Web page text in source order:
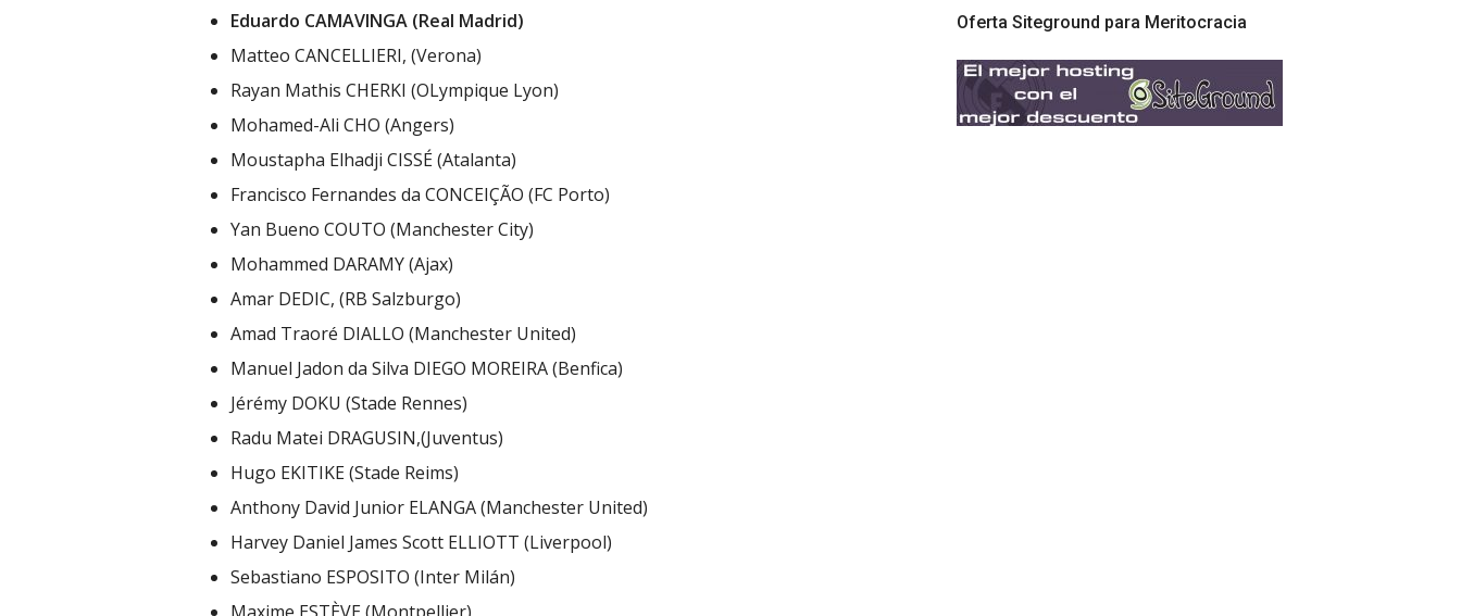
Eduardo CAMAVINGA (Real Madrid)
Matteo CANCELLIERI, (Verona)
Rayan Mathis CHERKI (OLympique Lyon)
Mohamed-Ali CHO (Angers)
Moustapha Elhadji CISSÉ (Atalanta)
Francisco Fernandes da CONCEIÇÃO (FC Porto)
Yan Bueno COUTO (Manchester City)
Mohammed DARAMY (Ajax)
Amar DEDIC, (RB Salzburgo)
Amad Traoré DIALLO (Manchester United)
Manuel Jadon da Silva DIEGO MOREIRA (Benfica)
Jérémy DOKU (Stade Rennes)
Radu Matei DRAGUSIN,(Juventus)
Hugo EKITIKE (Stade Reims)
Anthony David Junior ELANGA (Manchester United)
Harvey Daniel James Scott ELLIOTT (Liverpool)
Sebastiano ESPOSITO (Inter Milán)
Oferta Siteground para Meritocracia